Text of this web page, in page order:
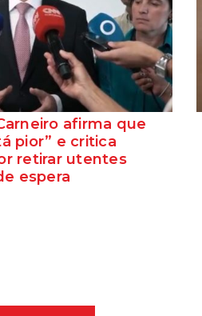
afirma que
pior” e critica
retirar utentes
espera